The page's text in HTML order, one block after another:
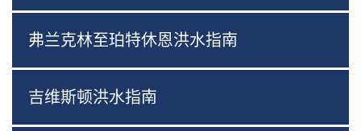
弗兰克林至珀特休恩洪水指南
吉维斯顿洪水指南